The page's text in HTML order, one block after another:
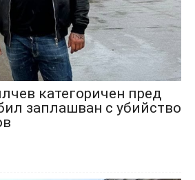
категоричен пред
заплашван с убийство